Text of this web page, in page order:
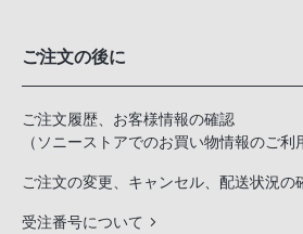
ご注文の後に
ご注文履歴、お客様情報の確認
（ソニーストアでのお買い物情報のご利
ご注文の変更、キャンセル、配送状況の
受注番号について